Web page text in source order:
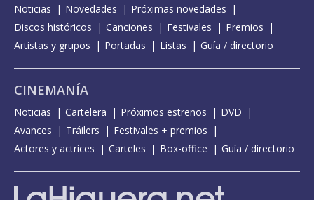
Noticias Novedades
Próximas novedades
Discos históricos
Canciones Festivales
Premios
Artistas y grupos
Portadas Listas Guía / directorio
CINEMANÍA
Noticias Cartelera Próximos estrenos
DVD
Avances
Tráilers
Festivales + premios
Actores y actrices
Carteles Box-office Guía / directorio